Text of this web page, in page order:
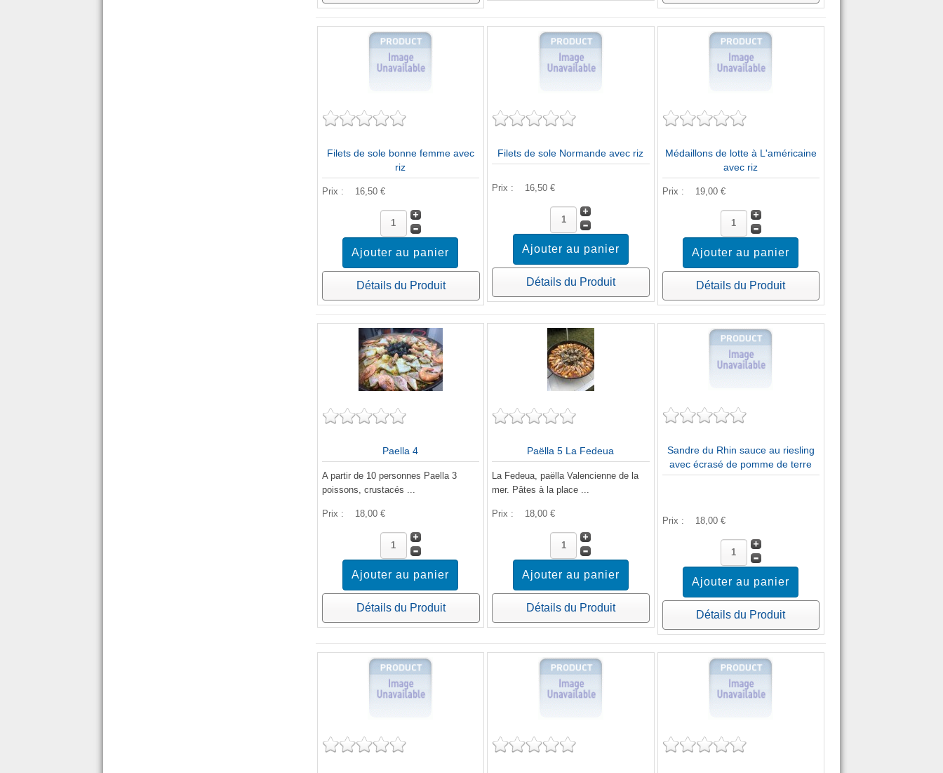
Filets de sole bonne femme avec
riz
Prix : 16,50 €
Détails du Produit
Filets de sole Normande avec riz
Prix : 16,50 €
Détails du Produit
Médaillons de lotte à L'américaine
avec riz
Prix : 19,00 €
Détails du Produit
Paella 4
A partir de 10 personnes Paella 3
poissons, crustacés ...
Prix : 18,00 €
Détails du Produit
Paëlla 5 La Fedeua
La Fedeua, paëlla Valencienne de la
mer. Pâtes à la place ...
Prix : 18,00 €
Détails du Produit
Sandre du Rhin sauce au riesling
avec écrasé de pomme de terre
Prix : 18,00 €
Détails du Produit